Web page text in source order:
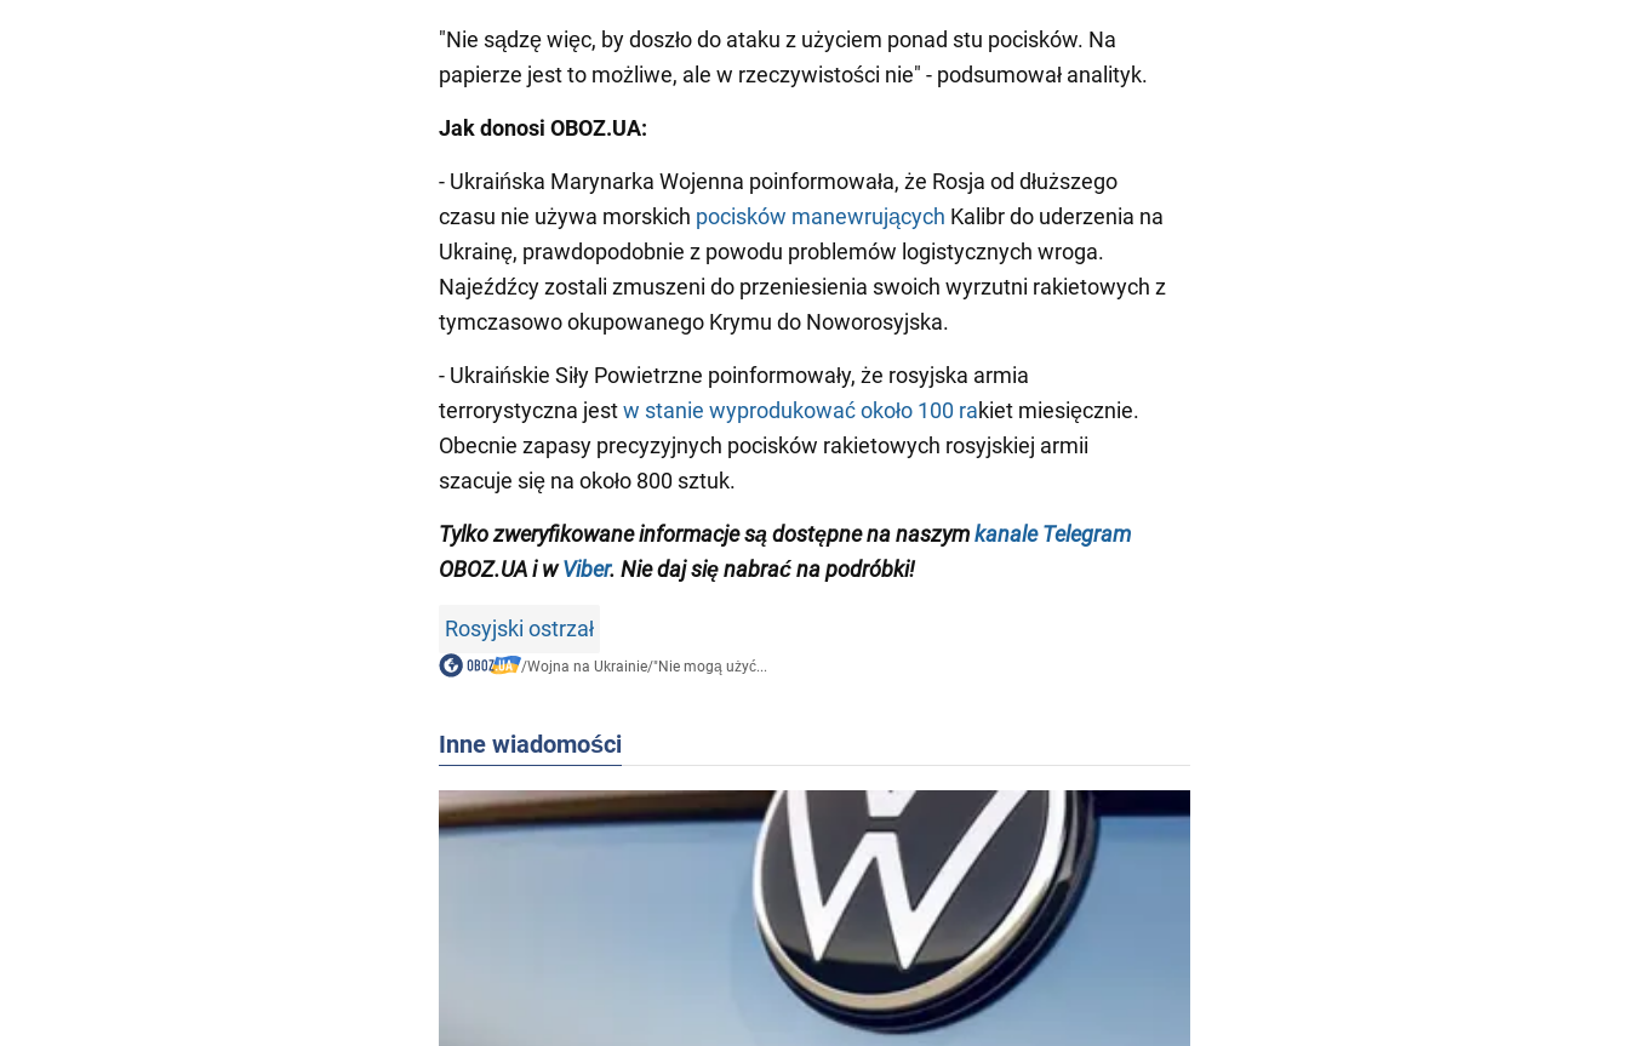
"Nie sądzę więc, by doszło do ataku z użyciem ponad stu pocisków. Na
papierze jest to możliwe, ale w rzeczywistości nie" - podsumował analityk.
Jak donosi OBOZ.UA:
- Ukraińska Marynarka Wojenna poinformowała, że Rosja od dłuższego
czasu nie używa morskich pocisków manewrujących Kalibr do uderzenia na
Ukrainę, prawdopodobnie z powodu problemów logistycznych wroga.
Najeźdźcy zostali zmuszeni do przeniesienia swoich wyrzutni rakietowych z
tymczasowo okupowanego Krymu do Noworosyjska.
- Ukraińskie Siły Powietrzne poinformowały, że rosyjska armia
terrorystyczna jestw stanie wyprodukować około 100 rakiet miesięcznie.
Obecnie zapasy precyzyjnych pocisków rakietowych rosyjskiej armii
szacuje się na około 800 sztuk.
Tylko zweryfikowane informacje są dostępne na naszymkanale Telegram
OBOZ.UA i wViber. Nie daj się nabrać na podróbki!
Rosyjski ostrzał
/Wojna na Ukrainie/"Nie mogą użyć...
Inne wiadomości